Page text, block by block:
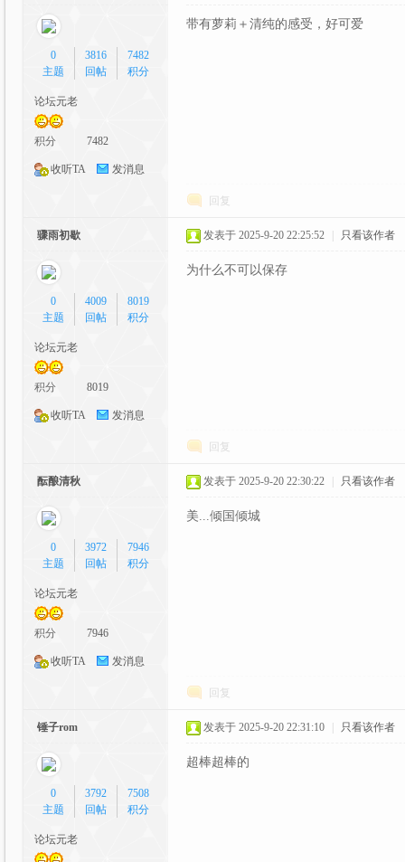
区|
元
0
主题
3816
回帖
7482
积分
论坛元老
积分 7482
收听TA 发消息
带有萝莉＋清纯的感受，好可爱
回复
骤雨初歇
0
主题
4009
回帖
8019
积分
论坛元老
积分 8019
收听TA 发消息
发表于 2025-9-20 22:25:52 只看该作者
为什么不可以保存
回复
酝酿清秋
0
主题
3972
回帖
7946
积分
论坛元老
积分 7946
收听TA 发消息
发表于 2025-9-20 22:30:22 只看该作者
美...倾国倾城
回复
锤子rom
0
主题
3792
回帖
7508
积分
论坛元老
发表于 2025-9-20 22:31:10 只看该作者
超棒超棒的